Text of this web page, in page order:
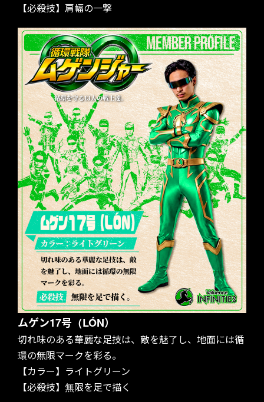
TICKET
NEWS
【必殺技】肩幅の一撃
ムゲン17号（LÓN）
切れ味のある華麗な足技は、敵を魅了し、地面には循
環の無限マークを彩る。
【カラー】ライトグリーン
【必殺技】無限を足で描く